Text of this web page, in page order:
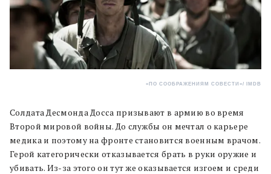
«ПО СООБРАЖЕНИЯМ СОВЕСТИ»/ IMDB
Солдата Десмонда Досса призывают в армию во время
Второй мировой войны. До службы он мечтал о карьере
медика и поэтому на фронте становится военным врачом.
Герой категорически отказывается брать в руки оружие и
убивать. Из-за этого он тут же оказывается изгоем и среди